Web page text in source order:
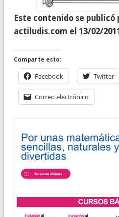
Este contenido se publicó
actiludis.com el 13/02/2011
Comparte esto:
Facebook Twitter
Correo electrónico